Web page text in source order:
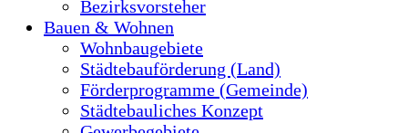
Bezirksvorsteher
Bauen & Wohnen
Wohnbaugebiete
Städtebauförderung (Land)
Förderprogramme (Gemeinde)
Städtebauliches Konzept